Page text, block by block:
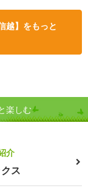
越】をもっと
楽しむ
介
ス